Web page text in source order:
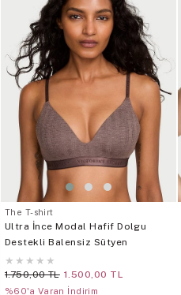
The T-shirt
Ultra İnce Modal Hafif Dolgu
Destekli Balensiz Sütyen
★ ★ ★ ★ ★
1.750,00 TL 1.500,00 TL
%60'a Varan İndirim